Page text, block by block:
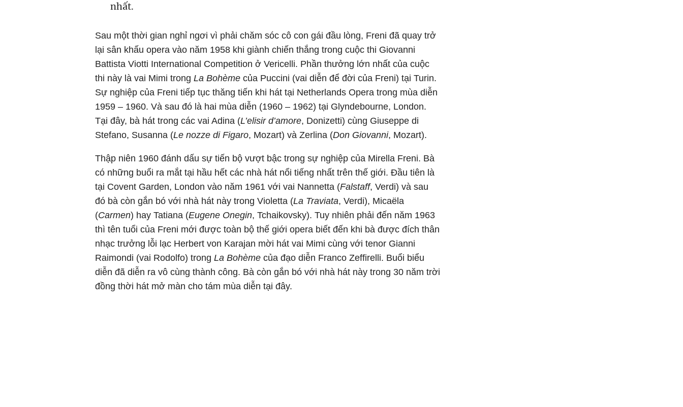
nhất.
Sau một thời gian nghỉ ngơi vì phải chăm sóc cô con gái đầu lòng, Freni đã quay trở
lại sân khấu opera vào năm 1958 khi giành chiến thắng trong cuộc thi Giovanni
Battista Viotti International Competition ở Vericelli. Phần thưởng lớn nhất của cuộc
thi này là vai Mimi trong La Bohème của Puccini (vai diễn để đời của Freni) tại Turin.
Sự nghiệp của Freni tiếp tục thăng tiến khi hát tại Netherlands Opera trong mùa diễn
1959 – 1960. Và sau đó là hai mùa diễn (1960 – 1962) tại Glyndebourne, London.
Tại đây, bà hát trong các vai Adina (L’elisir d’amore, Donizetti) cùng Giuseppe di
Stefano, Susanna (Le nozze di Figaro, Mozart) và Zerlina (Don Giovanni, Mozart).
Thập niên 1960 đánh dấu sự tiến bộ vượt bậc trong sự nghiệp của Mirella Freni. Bà
có những buổi ra mắt tại hầu hết các nhà hát nổi tiếng nhất trên thế giới. Đầu tiên là
tại Covent Garden, London vào năm 1961 với vai Nannetta (Falstaff, Verdi) và sau
đó bà còn gắn bó với nhà hát này trong Violetta (La Traviata, Verdi), Micaëla
(Carmen) hay Tatiana (Eugene Onegin, Tchaikovsky). Tuy nhiên phải đến năm 1963
thì tên tuổi của Freni mới được toàn bộ thế giới opera biết đến khi bà được đích thân
nhạc trưởng lỗi lạc Herbert von Karajan mời hát vai Mimi cùng với tenor Gianni
Raimondi (vai Rodolfo) trong La Bohème của đạo diễn Franco Zeffirelli. Buổi biểu
diễn đã diễn ra vô cùng thành công. Bà còn gắn bó với nhà hát này trong 30 năm trời
đồng thời hát mở màn cho tám mùa diễn tại đây.